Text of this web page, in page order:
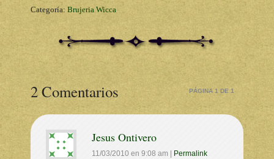
Categoría: Brujeria Wicca
2 Comentarios PÁGINA 1 DE 1
Jesus Ontivero
11/03/2010 en 9:08 am Permalink